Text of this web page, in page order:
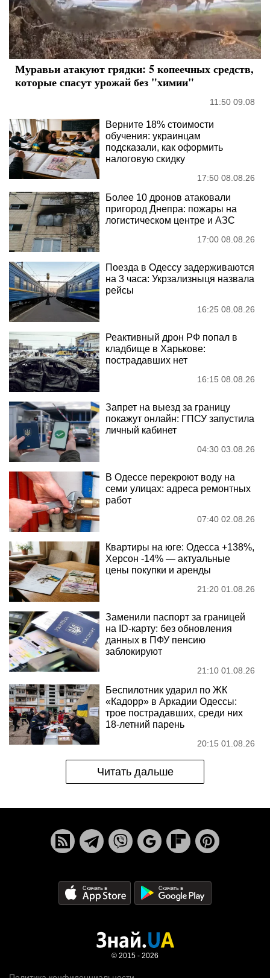
Муравьи атакуют грядки: 5 копеечных средств,
которые спасут урожай без "химии"
11:50 09.08
Верните 18% стоимости
обучения: украинцам
подсказали, как оформить
налоговую скидку
17:50 08.08.26
Более 10 дронов атаковали
пригород Днепра: пожары на
логистическом центре и АЗС
17:00 08.08.26
Поезда в Одессу задерживаются
на 3 часа: Укрзализныця назвала
рейсы
16:25 08.08.26
Реактивный дрон РФ попал в
кладбище в Харькове:
пострадавших нет
16:15 08.08.26
Запрет на выезд за границу
покажут онлайн: ГПСУ запустила
личный кабинет
04:30 03.08.26
В Одессе перекроют воду на
семи улицах: адреса ремонтных
работ
07:40 02.08.26
Квартиры на юге: Одесса +138%,
Херсон -14% — актуальные
цены покупки и аренды
21:20 01.08.26
Заменили паспорт за границей
на ID-карту: без обновления
данных в ПФУ пенсию
заблокируют
21:10 01.08.26
Беспилотник ударил по ЖК
«Кадорр» в Аркадии Одессы:
трое пострадавших, среди них
18-летний парень
20:15 01.08.26
Читать дальше
© 2015 - 2026